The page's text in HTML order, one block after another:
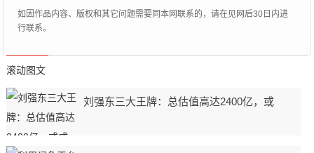
如因作品内容、版权和其它问题需要同本网联系的，请在见网后30日内进
行联系。
滚动图文
刘强东三大王牌：总估值高达2400亿，或